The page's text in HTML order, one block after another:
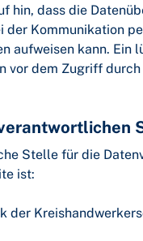
hin, dass die
der Kommunikation
aufweisen kann. Ein
vor dem Zugriff
Stelle für die
ist:
der